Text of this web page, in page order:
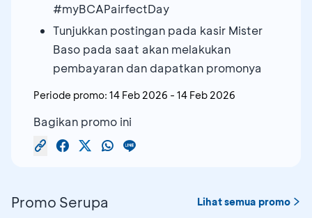
#myBCAPairfectDay
Tunjukkan postingan pada kasir Mister
Baso pada saat akan melakukan
pembayaran dan dapatkan promonya
Periode promo: 14 Feb 2026 - 14 Feb 2026
Bagikan promo ini
Promo Serupa Lihat semua promo